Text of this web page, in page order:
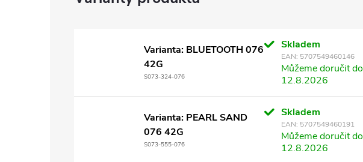
Varianta: BLUETOOTH 076
42G
S073-324-076
Skladem
EAN: 5707549460146
Můžeme doručit do
12.8.2026
Varianta: PEARL SAND
076 42G
S073-555-076
Skladem
EAN: 5707549460191
Můžeme doručit do
12.8.2026